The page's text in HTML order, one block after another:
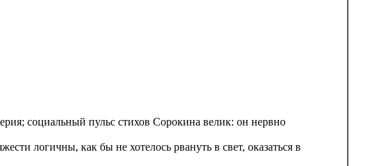
социальный пульс стихов Сорокина велик: он нервно
логичны, как бы не хотелось рвануть в свет, оказаться в